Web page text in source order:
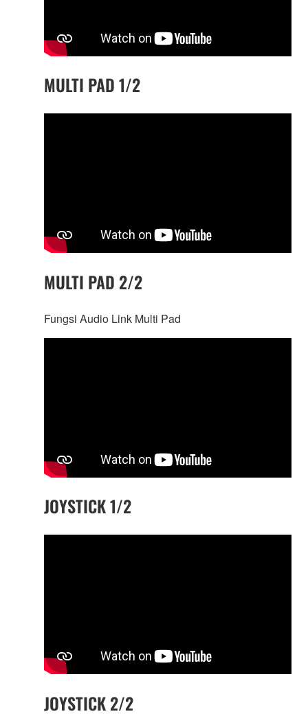
MULTI PAD 1/2
MULTI PAD 2/2
Fungsi Audio Link Multi Pad
JOYSTICK 1/2
JOYSTICK 2/2